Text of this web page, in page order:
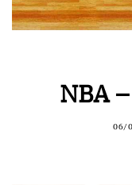
NBA
06/